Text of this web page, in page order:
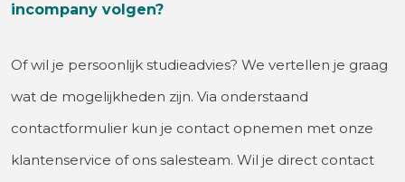
incompany volgen?
Of wil je persoonlijk studieadvies? We vertellen je graag
wat de mogelijkheden zijn. Via onderstaand
contactformulier kun je contact opnemen met onze
klantenservice of ons salesteam. Wil je direct contact